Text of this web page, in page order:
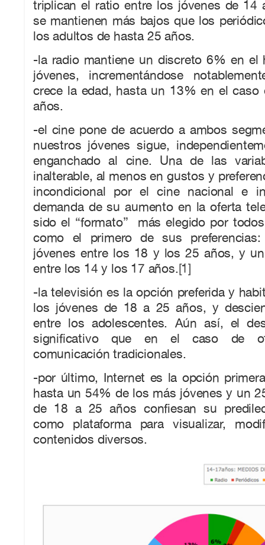
triplican el ratio entre los jóvenes de 14
se mantienen más bajos que los
los adultos de hasta 25 años.
-la radio mantiene un discreto 6% en el
jóvenes, incrementándose
crece la edad, hasta un 13% en el
años.
-el cine pone de acuerdo a ambos
nuestros jóvenes sigue,
enganchado al cine. Una de las
inalterable, al menos en gustos y
incondicional por el cine nacional e
demanda de su aumento en la oferta
sido el “formato” más elegido por
como el primero de sus
jóvenes entre los 18 y los 25 años, y
entre los 14 y los 17 años.[1]
-la televisión es la opción preferida y
los jóvenes de 18 a 25 años, y
entre los adolescentes. Aún así, el
significativo que en el caso de
comunicación tradicionales.
-por último, Internet es la opción
hasta un 54% de los más jóvenes y un
de 18 a 25 años confiesan su
como plataforma para visualizar,
contenidos diversos.